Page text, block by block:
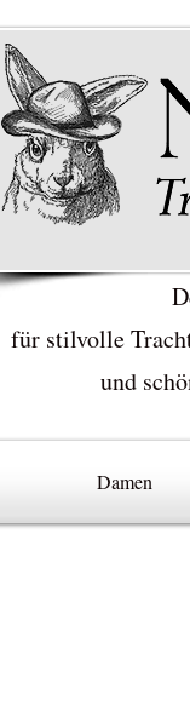
für stilvolle
und
Damen